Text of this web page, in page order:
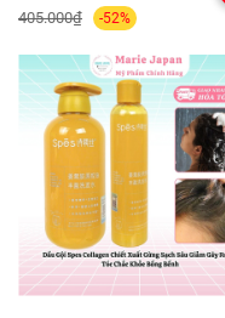
405.000₫ -52%